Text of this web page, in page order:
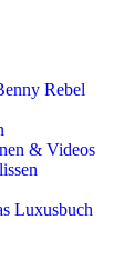
Rebel
& Videos
Luxusbuch